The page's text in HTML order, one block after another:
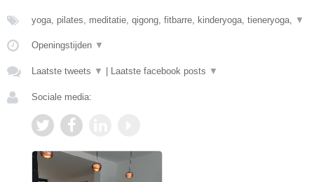
yoga, pilates, meditatie, qigong, fitbarre, kinderyoga, tieneryoga, ▼
Openingstijden ▼
Laatste tweets ▼ Laatste facebook posts ▼
Sociale media: